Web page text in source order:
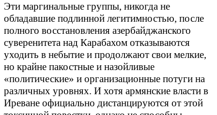
Эти маргинальные группы, никогда не
обладавшие подлинной легитимностью, после
полного восстановления азербайджанского
суверенитета над Карабахом отказываются
уходить в небытие и продолжают свои мелкие,
но крайне пакостные и назойливые
«политические» и организационные потуги на
различных уровнях. И хотя армянские власти в
Иреване официально дистанцируются от этой